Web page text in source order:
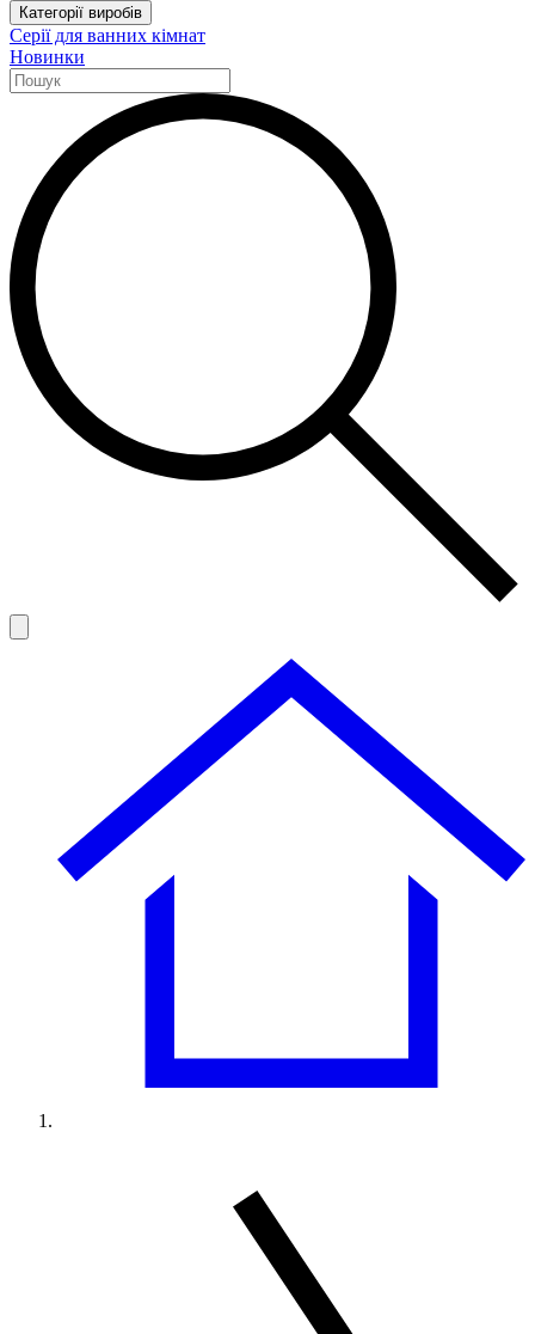
Категорії виробів
Серії для ванних кімнат
Новинки